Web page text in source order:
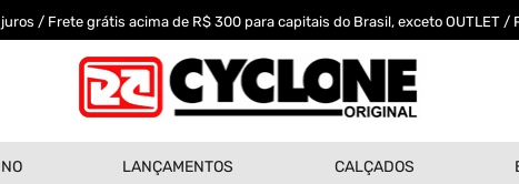
/ Frete grátis acima de R$ 300 para capitais do Brasil, exceto OUTLET /
LANÇAMENTOS CALÇADOS